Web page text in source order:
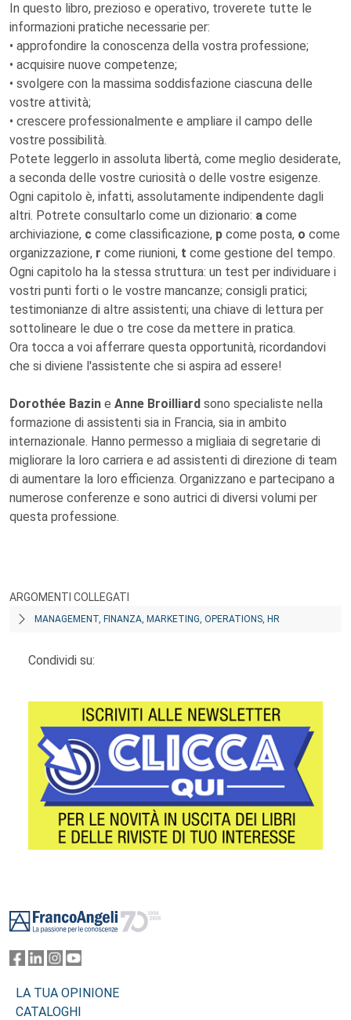
In questo libro, prezioso e operativo, troverete tutte le
informazioni pratiche necessarie per:
• approfondire la conoscenza della vostra professione;
• acquisire nuove competenze;
• svolgere con la massima soddisfazione ciascuna delle
vostre attività;
• crescere professionalmente e ampliare il campo delle
vostre possibilità.
Potete leggerlo in assoluta libertà, come meglio desiderate,
a seconda delle vostre curiosità o delle vostre esigenze.
Ogni capitolo è, infatti, assolutamente indipendente dagli
altri. Potrete consultarlo come un dizionario: a come
archiviazione, c come classificazione, p come posta, o come
organizzazione, r come riunioni, t come gestione del tempo.
Ogni capitolo ha la stessa struttura: un test per individuare i
vostri punti forti o le vostre mancanze; consigli pratici;
testimonianze di altre assistenti; una chiave di lettura per
sottolineare le due o tre cose da mettere in pratica.
Ora tocca a voi afferrare questa opportunità, ricordandovi
che si diviene l'assistente che si aspira ad essere!
Dorothée Bazin e Anne Broilliard sono specialiste nella
formazione di assistenti sia in Francia, sia in ambito
internazionale. Hanno permesso a migliaia di segretarie di
migliorare la loro carriera e ad assistenti di direzione di team
di aumentare la loro efficienza. Organizzano e partecipano a
numerose conferenze e sono autrici di diversi volumi per
questa professione.
ARGOMENTI COLLEGATI
MANAGEMENT, FINANZA, MARKETING, OPERATIONS, HR
Condividi su:
LA TUA OPINIONE
CATALOGHI